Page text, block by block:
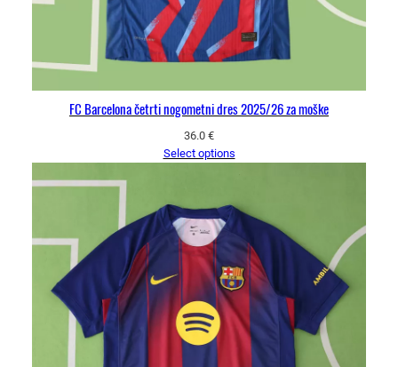
FC Barcelona četrti nogometni dres 2025/26 za moške
36.0 €
Select options